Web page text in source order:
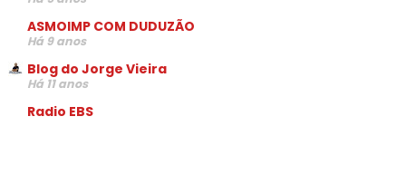
ASMOIMP COM DUDUZÃO
Há 9 anos
Blog do Jorge Vieira
Há 11 anos
Radio EBS